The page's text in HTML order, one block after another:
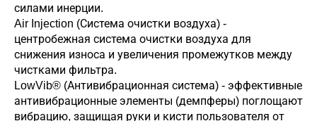
силами инерции.
Air Injection (Система очистки воздуха) -
центробежная система очистки воздуха для
снижения износа и увеличения промежутков между
чистками фильтра.
LowVib® (Антивибрационная система) - эффективные
антивибрационные элементы (демпферы) поглощают
вибрацию, защищая руки и кисти пользователя от